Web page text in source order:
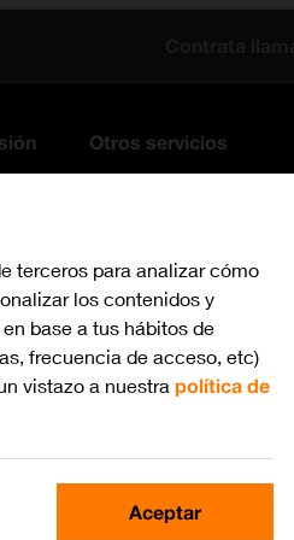
Otros servicios
terceros para analizar cómo
los contenidos y
base a tus hábitos de
frecuencia de acceso, etc)
vistazo a nuestra política de
Aceptar